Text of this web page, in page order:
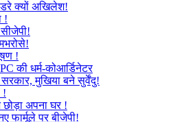
क्यों अखिलेश!
!
!
की धर्म-कोआर्डिनेटर
मुखिया बने सुर्वेंदु!
!
अपना घर !
फार्मूले पर बीजेपी!